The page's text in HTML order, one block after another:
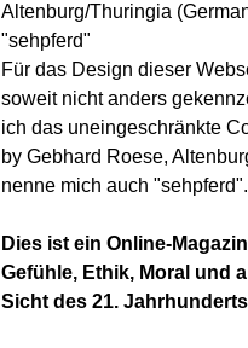
Altenburg/Thuringia
"sehpferd"
Für das Design dieser
soweit nicht anders
ich das uneingeschränkte
by Gebhard Roese,
nenne mich auch "sehpferd".
Dies ist ein Online-
Gefühle, Ethik, Moral und
Sicht des 21. Jahrhunderts